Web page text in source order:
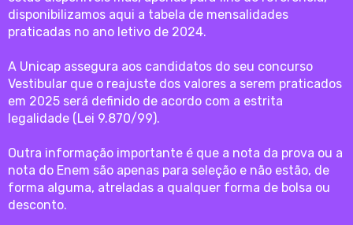
disponibilizamos aqui a tabela de mensalidades
praticadas no ano letivo de 2024.
A Unicap assegura aos candidatos do seu concurso
Vestibular que o reajuste dos valores a serem praticados
em 2025 será definido de acordo com a estrita
legalidade (Lei 9.870/99).
Outra informação importante é que a nota da prova ou a
nota do Enem são apenas para seleção e não estão, de
forma alguma, atreladas a qualquer forma de bolsa ou
desconto.